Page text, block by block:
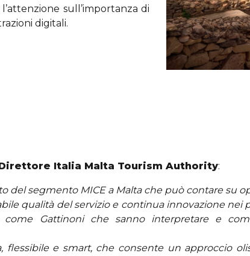
sull’importanza di
digitali.
Italia Malta Tourism Authority:
del segmento MICE a Malta che può contare su
qualità del servizio e continua innovazione nei
come Gattinoni che sanno interpretare e
flessibile e smart, che consente un approccio